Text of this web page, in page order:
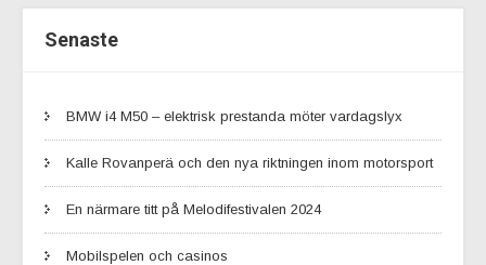
Senaste
BMW i4 M50 – elektrisk prestanda möter vardagslyx
Kalle Rovanperä och den nya riktningen inom motorsport
En närmare titt på Melodifestivalen 2024
Mobilspelen och casinos